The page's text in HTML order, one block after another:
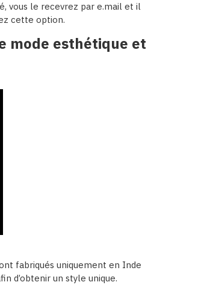
vous le recevrez par e.mail et il
cette option.
mode esthétique et
fabriqués uniquement en Inde
d’obtenir un style unique.